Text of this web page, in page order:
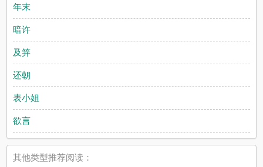
年末
暗许
及笄
还朝
表小姐
欲言
其他类型推荐阅读：